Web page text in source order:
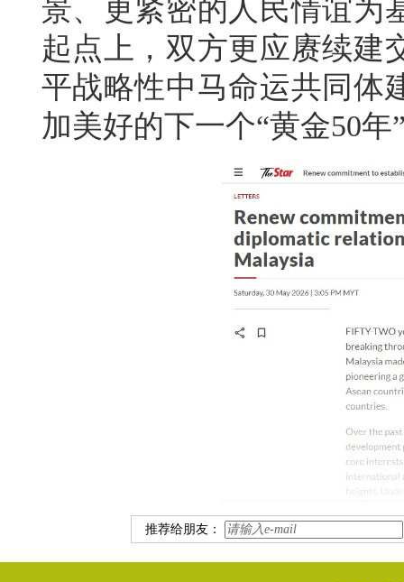
景、更紧密的人民情谊为
起点上，双方更应赓续建
平战略性中马命运共同体
加美好的下一个“黄金50年
推荐给朋友：